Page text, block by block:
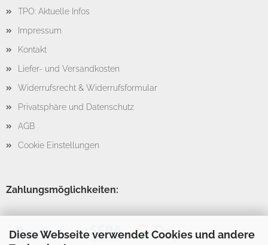
Diese Webseite verwendet Cookies und andere
TPO: Aktuelle Infos
Impressum
Kontakt
Liefer- und Versandkosten
Widerrufsrecht & Widerrufsformular
Privatsphäre und Datenschutz
AGB
Cookie Einstellungen
Zahlungsmöglichkeiten: